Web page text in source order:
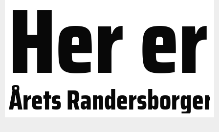
Her er
Årets Randersborger